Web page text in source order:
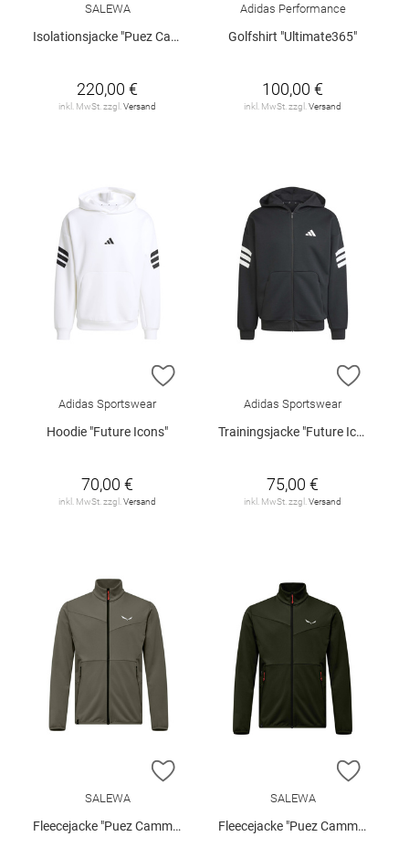
SALEWA
Isolationsjacke "Puez Catinaccio 2"
220,00 €
inkl. MwSt. zzgl. Versand
Adidas Performance
Golfshirt "Ultimate365"
100,00 €
inkl. MwSt. zzgl. Versand
ZUR WUNSCHLISTE HINZUFÜGEN
Adidas Sportswear
Hoodie "Future Icons"
70,00 €
inkl. MwSt. zzgl. Versand
ZUR
Adidas Sportswear
Trainingsjacke "Future Icons"
75,00 €
inkl. MwSt. zzgl. Versand
ZUR WUNSCHLISTE HINZUFÜGEN
SALEWA
Fleecejacke "Puez Cammino"
ZUR
SALEWA
Fleecejacke "Puez Cammino"